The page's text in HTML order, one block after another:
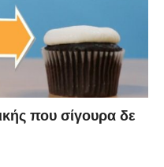
που σίγουρα δε